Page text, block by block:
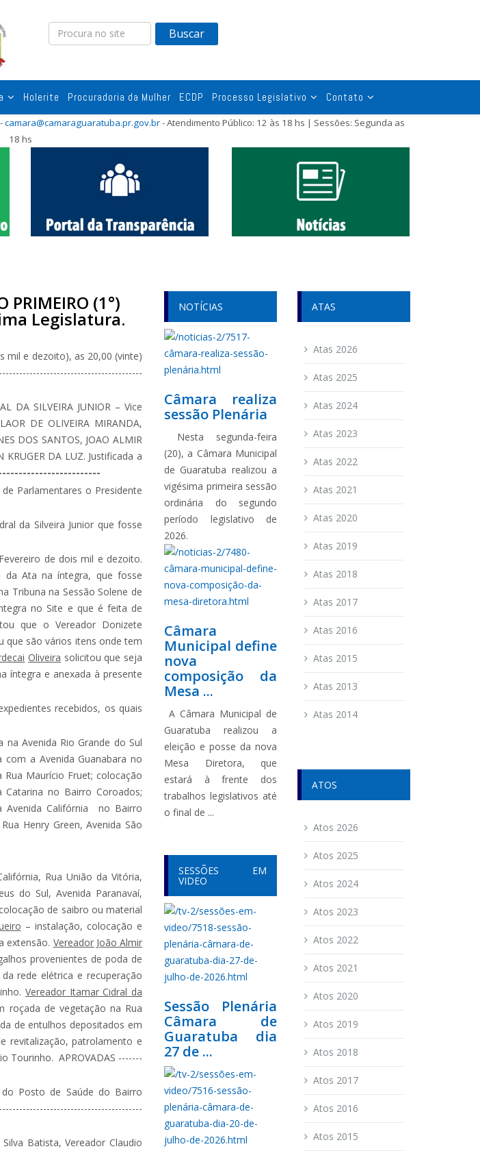
Buscar
Holerite Procuradoria da Mulher ECDP Processo Legislativo Contato
camara@camaraguaratuba.pr.gov.br- Atendimento Público: 12 às 18 hs | Sessões: Segunda as
18 hs
PRIMEIRO (1°)
Legislatura.
mil e dezoito), as 20,00 (vinte)
DA SILVEIRA JUNIOR – Vice
DE OLIVEIRA MIRANDA,
DOS SANTOS, JOAO ALMIR
KRUGER DA LUZ. Justificada a
Parlamentares o Presidente
da Silveira Junior que fosse
de dois mil e dezoito.
Ata na íntegra, que fosse
Tribuna na Sessão Solene de
no Site e que é feita de
que o Vereador Donizete
que são vários itens onde tem
Oliveira solicitou que seja
íntegra e anexada à presente
recebidos, os quais
Avenida Rio Grande do Sul
a Avenida Guanabara no
Maurício Fruet; colocação
no Bairro Coroados;
Avenida Califórnia no Bairro
Henry Green, Avenida São
Rua União da Vitória,
do Sul, Avenida Paranavaí,
de saibro ou material
– instalação, colocação e
extensão. Vereador João Almir
provenientes de poda de
rede elétrica e recuperação
Vereador Itamar Cidral da
roçada de vegetação na Rua
de entulhos depositados em
revitalização, patrolamento e
Tourinho. APROVADAS -------
Posto de Saúde do Bairro
Batista, Vereador Claudio
NOTÍCIAS
Câmara realiza
sessão Plenária
Nesta segunda-feira
(20), a Câmara Municipal
de Guaratuba realizou a
vigésima primeira sessão
ordinária do segundo
período legislativo de
2026.
Câmara
Municipal define
nova
composição da
Mesa ...
A Câmara Municipal de
Guaratuba realizou a
eleição e posse da nova
Mesa Diretora, que
estará à frente dos
trabalhos legislativos até
o final de ...
SESSÕES EM
VIDEO
Sessão Plenária
Câmara de
Guaratuba dia
27 de ...
ATAS
Atas 2026
Atas 2025
Atas 2024
Atas 2023
Atas 2022
Atas 2021
Atas 2020
Atas 2019
Atas 2018
Atas 2017
Atas 2016
Atas 2015
Atas 2013
Atas 2014
ATOS
Atos 2026
Atos 2025
Atos 2024
Atos 2023
Atos 2022
Atos 2021
Atos 2020
Atos 2019
Atos 2018
Atos 2017
Atos 2016
Atos 2015